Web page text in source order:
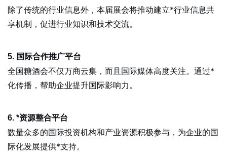
除了传统的行业信息外，本届展会将推动建立*行业信息共
享机制，促进行业知识和技术交流。
5. 国际合作推广平台
全国糖酒会不仅万商云集，而且国际媒体高度关注。通过*
化传播，帮助企业提升国际影响力。
6. *资源整合平台
数量众多的国际投资机构和产业资源积极参与，为企业的国
际化发展提供*支持。